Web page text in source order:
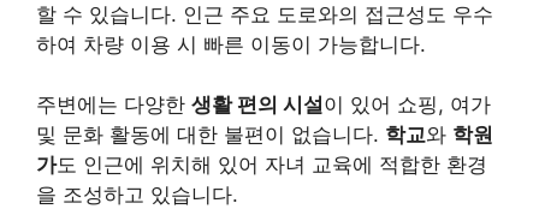
할 수 있습니다. 인근 주요 도로와의 접근성도 우수
하여 차량 이용 시 빠른 이동이 가능합니다.
주변에는 다양한 생활 편의 시설이 있어 쇼핑, 여가
및 문화 활동에 대한 불편이 없습니다. 학교와 학원
가도 인근에 위치해 있어 자녀 교육에 적합한 환경
을 조성하고 있습니다.